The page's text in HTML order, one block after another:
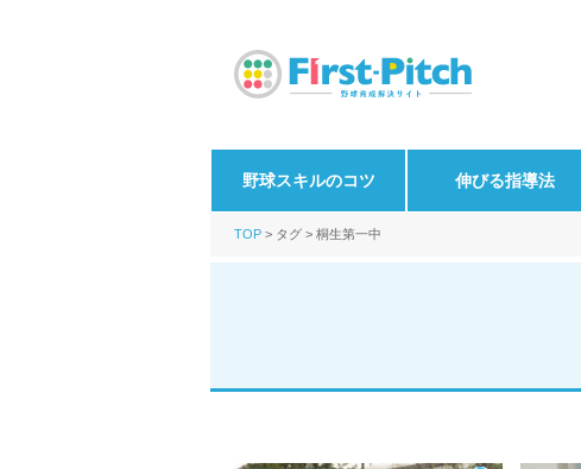
野球スキルのコツ 伸びる指導法
TOP タグ 桐生第一中